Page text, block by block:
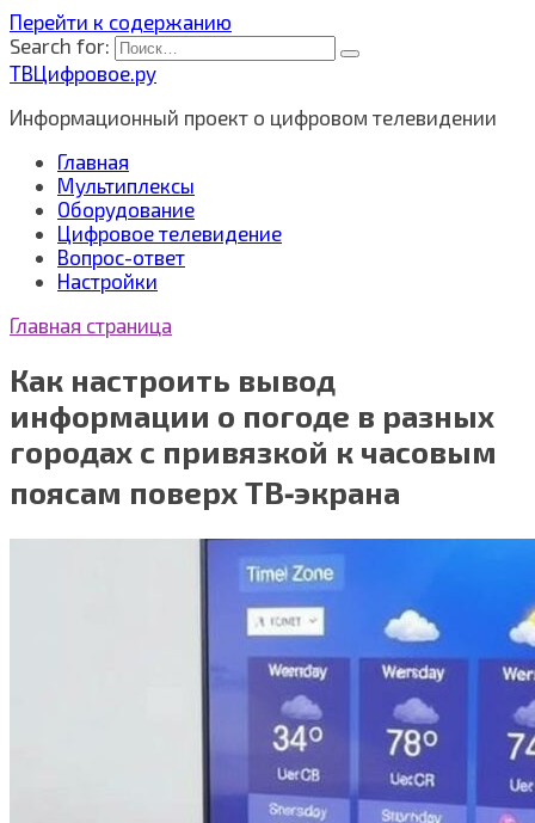
Перейти к содержанию
Search for:
ТВЦифровое.ру
Информационный проект о цифровом телевидении
Главная
Мультиплексы
Оборудование
Цифровое телевидение
Вопрос-ответ
Настройки
Главная страница
Как настроить вывод
информации о погоде в разных
городах с привязкой к часовым
поясам поверх ТВ‑экрана